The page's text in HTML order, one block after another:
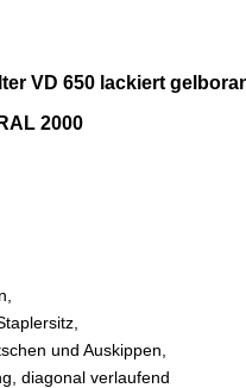
VD 650 lackiert
2000
und Auskippen,
diagonal verlaufend